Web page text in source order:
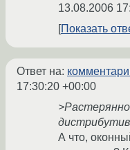
13.08.2006
Показать
Ответ на:
17:30:20 +00:00
А что,